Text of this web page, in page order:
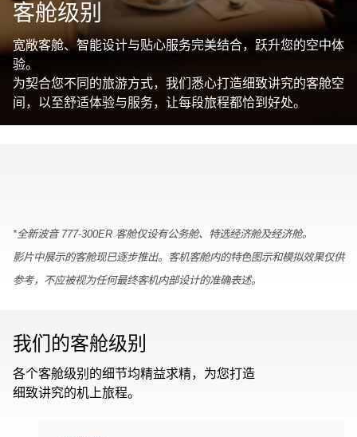
客舱级别
宽敞客舱、智能设计与贴心服务完美结合，跃升您的空中体
验。
为契合您不同的旅游方式，我们悉心打造细致讲究的客舱空
间，以至舒适体验与服务，让每段旅程都恰到好处。
*全新波音 777-300ER 客舱仅设有公务舱、特选经济舱及经济舱。
影片中展示的客舱现已逐步推出。客机客舱内的特色图示和模拟效果仅供
参考，不应被视为任何最终客机内部设计的准确表述。
我们的客舱级别
各个客舱级别的细节均精益求精，为您打造
细致讲究的机上旅程。